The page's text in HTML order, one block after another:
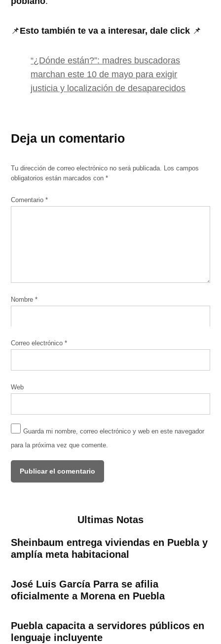
📌Esto también te va a interesar, dale click 📌
“¿Dónde están?”: madres buscadoras
marchan este 10 de mayo para exigir
justicia y localización de desaparecidos
Deja un comentario
Tu dirección de correo electrónico no será publicada.
Los campos
obligatorios están marcados con*
Comentario*
Nombre*
Correo electrónico*
Web
Guarda mi nombre, correo electrónico y web en este navegador
para la próxima vez que comente.
Ultimas Notas
Sheinbaum entrega viviendas en Puebla y
amplía meta habitacional
José Luis García Parra se afilia
oficialmente a Morena en Puebla
Puebla capacita a servidores públicos en
lenguaje incluyente